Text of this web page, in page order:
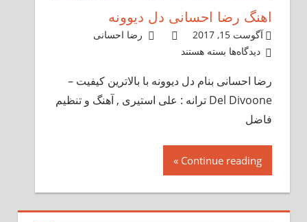
اهنگ رضا احسانی دل دیوونه
آگوست 15, 2017
رضا احسانی
دیدگاه‌ها برای
رضا
احسانی
بسته هستند
رضا احسانی بنام دل دیوونه با بالاترین کیفیت –
Del Divoone ترانه : علی استیری , آهنگ و تنظیم
فاضل
Continue reading